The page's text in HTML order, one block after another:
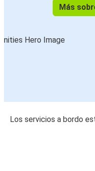
Más
Los servicios a bordo